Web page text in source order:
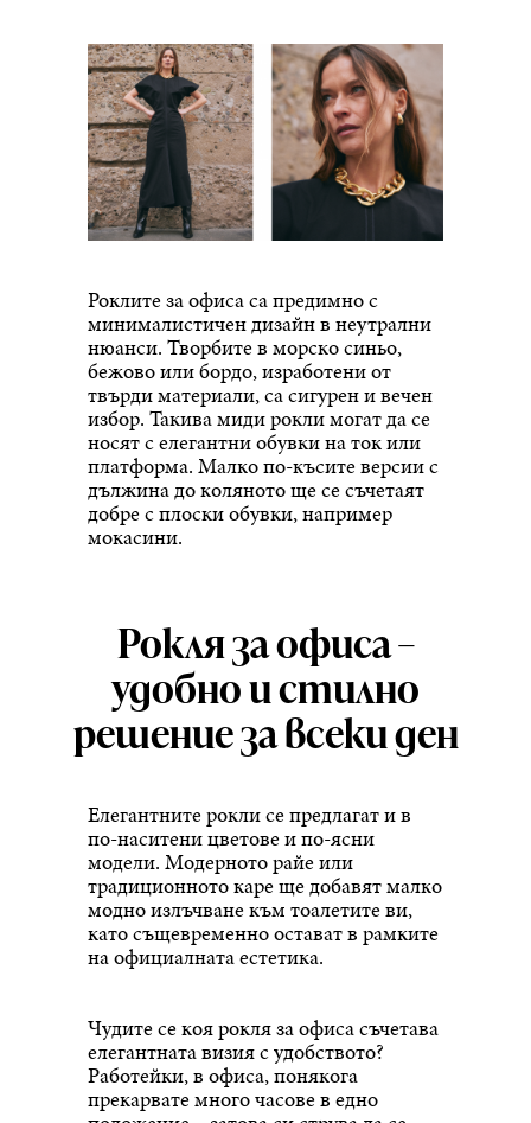
Роклите за офиса са предимно с
минималистичен дизайн в неутрални
нюанси. Творбите в морско синьо,
бежово или бордо, изработени от
твърди материали, са сигурен и вечен
избор. Такива миди рокли могат да се
носят с елегантни обувки на ток или
платформа. Малко по-късите версии с
дължина до коляното ще се съчетаят
добре с плоски обувки, например
мокасини.
Рокля за офиса –
удобно и стилно
решение за всеки ден
Елегантните рокли се предлагат и в
по-наситени цветове и по-ясни
модели. Модерното райе или
традиционното каре ще добавят малко
модно излъчване към тоалетите ви,
като същевременно остават в рамките
на официалната естетика.
Чудите се коя рокля за офиса съчетава
елегантната визия с удобството?
Работейки, в офиса, понякога
прекарвате много часове в едно